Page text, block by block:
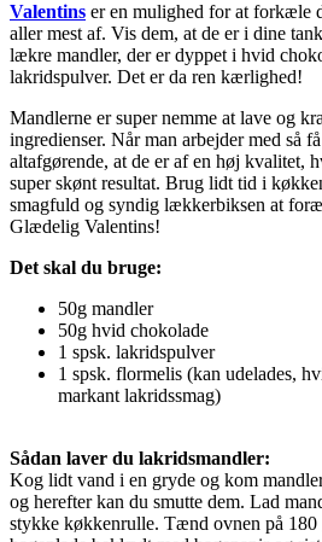
Valentins er en mulighed for at forkæle
aller mest af. Vis dem, at de er i dine
lækre mandler, der er dyppet i hvid
lakridspulver. Det er da ren kærlighed!
Mandlerne er super nemme at lave og
ingredienser. Når man arbejder med så
altafgørende, at de er af en høj kvalitet,
super skønt resultat. Brug lidt tid i
smagfuld og syndig lækkerbiksen at
Glædelig Valentins!
Det skal du bruge:
50g mandler
50g hvid chokolade
1 spsk. lakridspulver
1 spsk. flormelis (kan udelades,
markant lakridssmag)
Sådan laver du lakridsmandler:
Kog lidt vand i en gryde og kom
og herefter kan du smutte dem. Lad
stykke køkkenrulle. Tænd ovnen på 180